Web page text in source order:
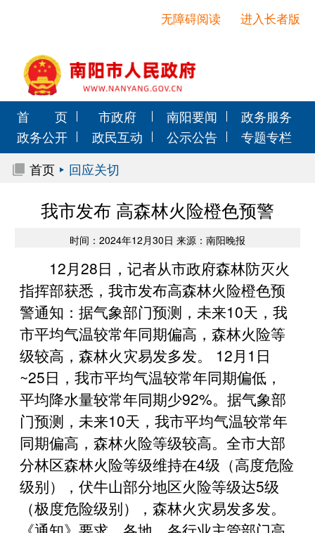
进入长者版
无障碍阅读
首 页 市政府 南阳要闻
政务服务
政务公开
政民互动 公示公告
专题专栏
首页
回应关切
我市发布 高森林火险橙色预警
时间：2024年12月30日 来源：南阳晚报
12月28日，记者从市政府森林防灭火
指挥部获悉，我市发布高森林火险橙色预
警通知：据气象部门预测，未来10天，我
市平均气温较常年同期偏高，森林火险等
级较高，森林火灾易发多发。 12月1日
~25日，我市平均气温较常年同期偏低，
平均降水量较常年同期少92%。据气象部
门预测，未来10天，我市平均气温较常年
同期偏高，森林火险等级较高。全市大部
分林区森林火险等级维持在4级（高度危险
级别），伏牛山部分地区火险等级达5级
（极度危险级别），森林火灾易发多发。